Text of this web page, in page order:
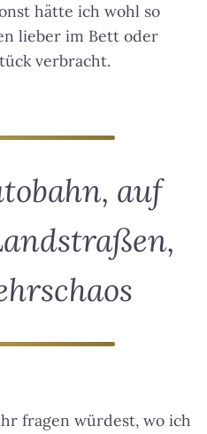
hätte ich wohl so
lieber im Bett oder
verbracht.
auf
fragen würdest, wo ich